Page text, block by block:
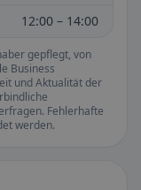
12:00 – 14:00
gepflegt, von
Business
und Aktualität der
Fehlerhafte
werden.